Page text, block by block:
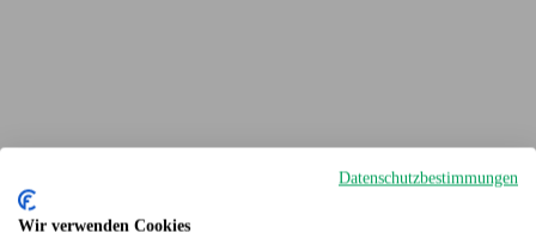
Datenschutzbestimmungen
Wir verwenden Cookies